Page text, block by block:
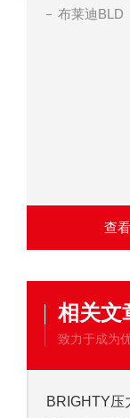
布莱迪BLD
查
相关文
致力于成为